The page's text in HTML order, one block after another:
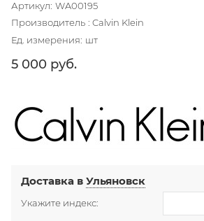
Артикул: WA00195
Производитель : Calvin Klein
Ед. измерения: шт
5 000 руб.
Доставка вУльяновск
Укажите индекс: